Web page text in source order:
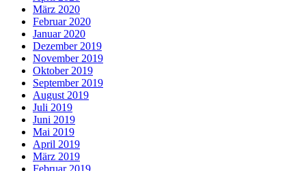
März 2020
Februar 2020
Januar 2020
Dezember 2019
November 2019
Oktober 2019
September 2019
August 2019
Juli 2019
Juni 2019
Mai 2019
April 2019
März 2019
Februar 2019